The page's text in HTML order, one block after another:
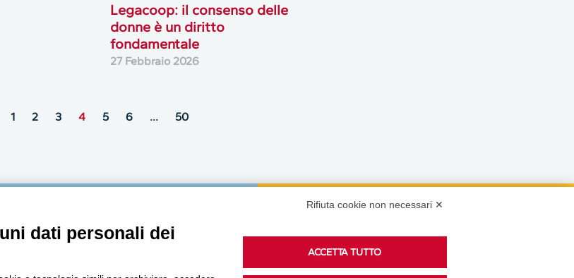
Legacoop: il consenso delle
donne è un diritto
fondamentale
27 Febbraio 2026
1 2 3 4 5 6 … 50
MultiMedia Podcast
Rifiuta cookie non necessari ✕
dati personali dei
ACCETTA TUTTO